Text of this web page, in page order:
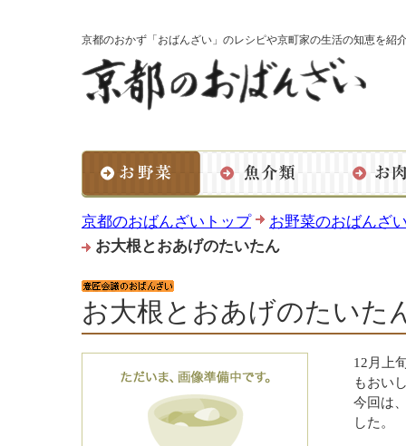
京都のおかず「おばんざい」のレシピや京町家の生活の知恵を紹
京都のおばんざいトップ
お野菜のおばんざ
お大根とおあげのたいたん
お大根とおあげのたいた
12月上
もおい
今回は
した。